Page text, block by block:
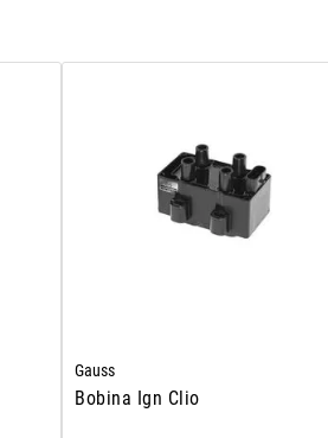
Gauss
Bobina Ign Clio